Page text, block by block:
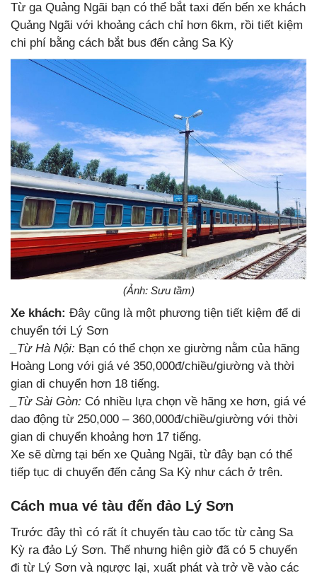
Từ ga Quảng Ngãi bạn có thể bắt taxi đến bến xe khách
Quảng Ngãi với khoảng cách chỉ hơn 6km, rồi tiết kiệm
chi phí bằng cách bắt bus đến cảng Sa Kỳ
(Ảnh: Sưu tầm)
Xe khách: Đây cũng là một phương tiện tiết kiệm để di
chuyển tới Lý Sơn
_Từ Hà Nội: Bạn có thể chọn xe giường nằm của hãng
Hoàng Long với giá vé 350,000đ/chiều/giường và thời
gian di chuyển hơn 18 tiếng.
_Từ Sài Gòn: Có nhiều lựa chọn về hãng xe hơn, giá vé
dao động từ 250,000 – 360,000đ/chiều/giường với thời
gian di chuyển khoảng hơn 17 tiếng.
Xe sẽ dừng tại bến xe Quảng Ngãi, từ đây bạn có thể
tiếp tục di chuyển đến cảng Sa Kỳ như cách ở trên.
Cách mua vé tàu đến đảo Lý Sơn
Trước đây thì có rất ít chuyến tàu cao tốc từ cảng Sa
Kỳ ra đảo Lý Sơn. Thế nhưng hiện giờ đã có 5 chuyến
đi từ Lý Sơn và ngược lại, xuất phát và trở về vào các